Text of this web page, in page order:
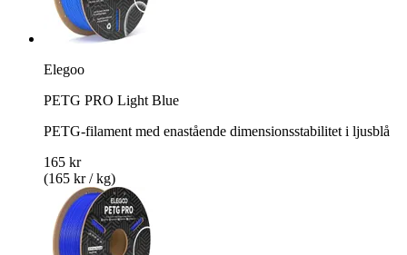
Elegoo
PETG PRO Light Blue
PETG-filament med enastående dimensionsstabilitet i ljusblå
165 kr
(165 kr / kg)